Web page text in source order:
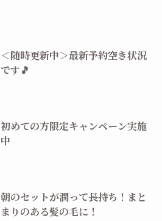
＜随時更新中＞最新予約空き状況
です🎵
初めての方限定キャンペーン実施
中
朝のセットが潤って長持ち！まと
まりのある髪の毛に！